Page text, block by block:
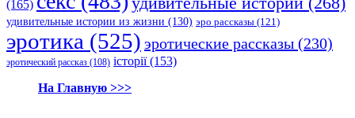
(165)
удивительные истории из жизни (130) эро рассказы (121)
эротика (525) эротические рассказы (230)
эротический рассказ (108) історії(153)
На Главную >>>